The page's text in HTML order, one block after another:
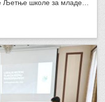
Љетње школе за младе…